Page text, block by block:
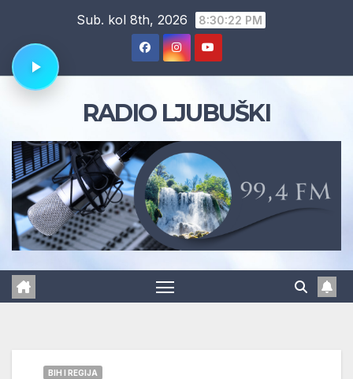
content
Sub. kol 8th, 2026 8:30:23 PM
RADIO LJUBUŠKI
BIH I REGIJA